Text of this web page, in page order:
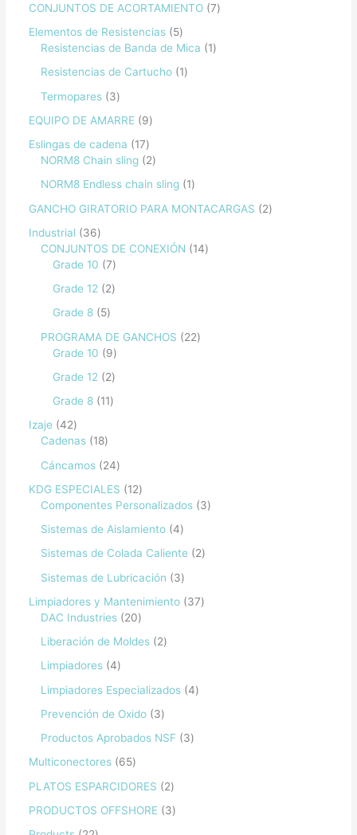
CONJUNTOS DE ACORTAMIENTO 7
Elementos de Resistencias
5
Resistencias de Banda de Mica
1
Resistencias de Cartucho
1
Termopares
3
EQUIPO DE AMARRE
9
Eslingas de cadena
17
NORM8 Chain sling
2
NORM8 Endless chain sling
1
GANCHO GIRATORIO PARA MONTACARGAS
2
Industrial
36
CONJUNTOS DE CONEXIÓN
14
Grade 10
7
Grade 12
2
Grade 8
5
PROGRAMA DE GANCHOS
22
Grade 10
9
Grade 12
2
Grade 8
11
Izaje
42
Cadenas
18
Cáncamos
24
KDG ESPECIALES
12
Componentes Personalizados
3
Sistemas de Aislamiento 4
Sistemas de Colada Caliente
2
Sistemas de Lubricación
3
Limpiadores y Mantenimiento
37
DAC Industries
20
Liberación de Moldes
2
Limpiadores 4
Limpiadores Especializados 4
Prevención de Oxido
3
Productos Aprobados NSF
3
Multiconectores
65
PLATOS ESPARCIDORES
2
PRODUCTOS OFFSHORE
3